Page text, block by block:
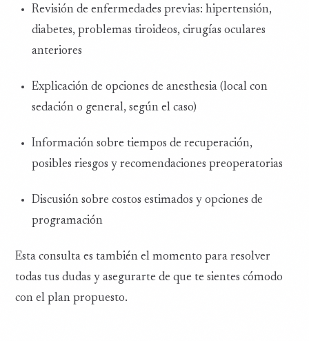
Revisión de enfermedades previas: hipertensión,
diabetes, problemas tiroideos, cirugías oculares
anteriores
Explicación de opciones de anesthesia (local con
sedación o general, según el caso)
Información sobre tiempos de recuperación,
posibles riesgos y recomendaciones preoperatorias
Discusión sobre costos estimados y opciones de
programación
Esta consulta es también el momento para resolver
todas tus dudas y asegurarte de que te sientes cómodo
con el plan propuesto.